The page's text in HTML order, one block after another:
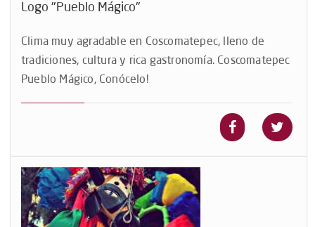
Logo "Pueblo Mágico"
Clima muy agradable en Coscomatepec, lleno de
tradiciones, cultura y rica gastronomía. Coscomatepec
Pueblo Mágico, Conócelo!